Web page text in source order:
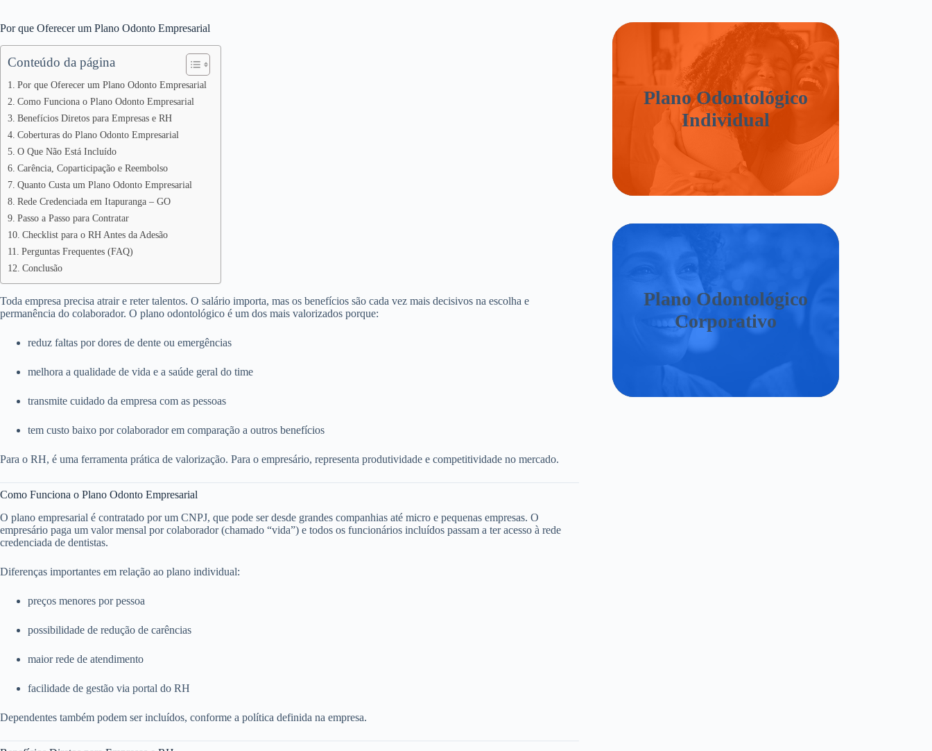
Por que Oferecer um Plano Odonto Empresarial
Conteúdo da página
Por que Oferecer um Plano Odonto Empresarial
Como Funciona o Plano Odonto Empresarial
Benefícios Diretos para Empresas e RH
Coberturas do Plano Odonto Empresarial
O Que Não Está Incluído
Carência, Coparticipação e Reembolso
Quanto Custa um Plano Odonto Empresarial
Rede Credenciada em Itapuranga – GO
Passo a Passo para Contratar
Checklist para o RH Antes da Adesão
Perguntas Frequentes (FAQ)
Conclusão
Toda empresa precisa atrair e reter talentos. O salário importa, mas os benefícios são cada vez mais decisivos na escolha e
permanência do colaborador. O plano odontológico é um dos mais valorizados porque:
reduz faltas por dores de dente ou emergências
melhora a qualidade de vida e a saúde geral do time
transmite cuidado da empresa com as pessoas
tem custo baixo por colaborador em comparação a outros benefícios
Para o RH, é uma ferramenta prática de valorização. Para o empresário, representa produtividade e competitividade no mercado.
Como Funciona o Plano Odonto Empresarial
O plano empresarial é contratado por um CNPJ, que pode ser desde grandes companhias até micro e pequenas empresas. O
empresário paga um valor mensal por colaborador (chamado “vida”) e todos os funcionários incluídos passam a ter acesso à rede
credenciada de dentistas.
Diferenças importantes em relação ao plano individual:
preços menores por pessoa
possibilidade de redução de carências
maior rede de atendimento
facilidade de gestão via portal do RH
Dependentes também podem ser incluídos, conforme a política definida na empresa.
Plano Odontológico
Individual
Plano Odontológico
Corporativo